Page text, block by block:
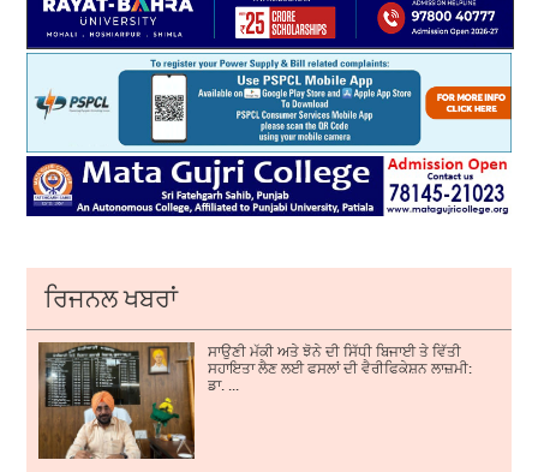
ਰਿਜਨਲ ਖਬਰਾਂ
ਸਾਉਣੀ ਮੱਕੀ ਅਤੇ ਝੋਨੇ ਦੀ ਸਿੱਧੀ ਬਿਜਾਈ ਤੇ ਵਿੱਤੀ
ਸਹਾਇਤਾ ਲੈਣ ਲਈ ਫਸਲਾਂ ਦੀ ਵੈਰੀਫਿਕੇਸ਼ਨ ਲਾਜ਼ਮੀ:
ਡਾ. ...